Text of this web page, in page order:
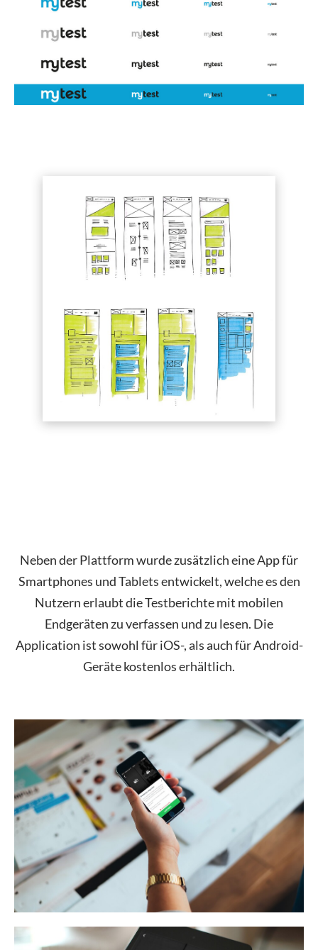
Neben der Plattform wurde zusätzlich eine App für
Smartphones und Tablets entwickelt, welche es den
Nutzern erlaubt die Testberichte mit mobilen
Endgeräten zu verfassen und zu lesen. Die
Application ist sowohl für iOS-, als auch für Android-
Geräte kostenlos erhältlich.